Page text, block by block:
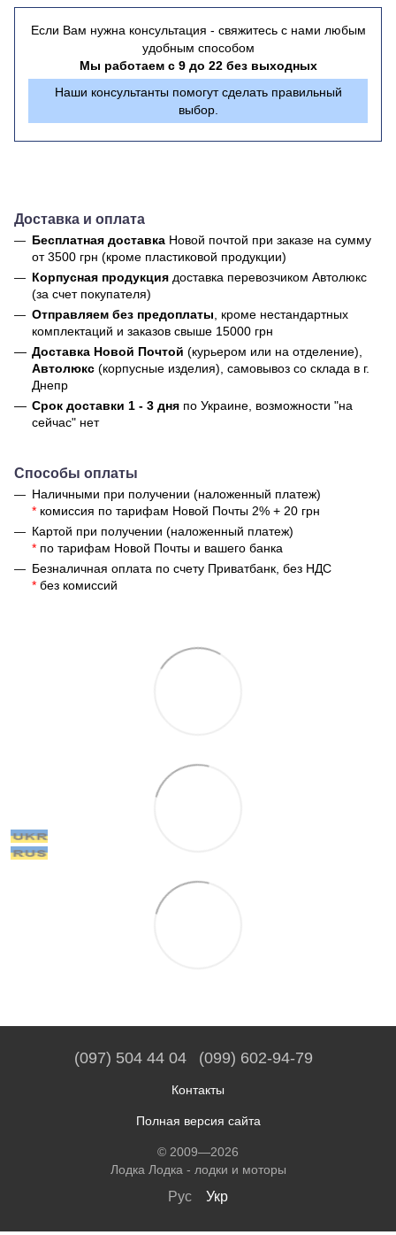
Если Вам нужна консультация - свяжитесь с нами любым
удобным способом
Мы работаем с 9 до 22 без выходных
Наши консультанты помогут сделать правильный
выбор.
Доставка и оплата
Бесплатная доставка Новой почтой при заказе на сумму
от 3500 грн (кроме пластиковой продукции)
Корпусная продукция доставка перевозчиком Автолюкс
(за счет покупателя)
Отправляем без предоплаты , кроме нестандартных
комплектаций и заказов свыше 15000 грн
Доставка Новой Почтой (курьером или на отделение),
Автолюкс (корпусные изделия), самовывоз со склада в г.
Днепр
Срок доставки 1 - 3 дня по Украине, возможности "на
сейчас" нет
Способы оплаты
Наличными при получении (наложенный платеж)
* комиссия по тарифам Новой Почты 2% + 20 грн
Картой при получении (наложенный платеж)
* по тарифам Новой Почты и вашего банка
Безналичная оплата по счету Приватбанк, без НДС
* без комиссий
(097) 504 44 04 (099) 602-94-79
Контакты
Полная версия сайта
© 2009—2026
Лодка Лодка - лодки и моторы
Рус Укр